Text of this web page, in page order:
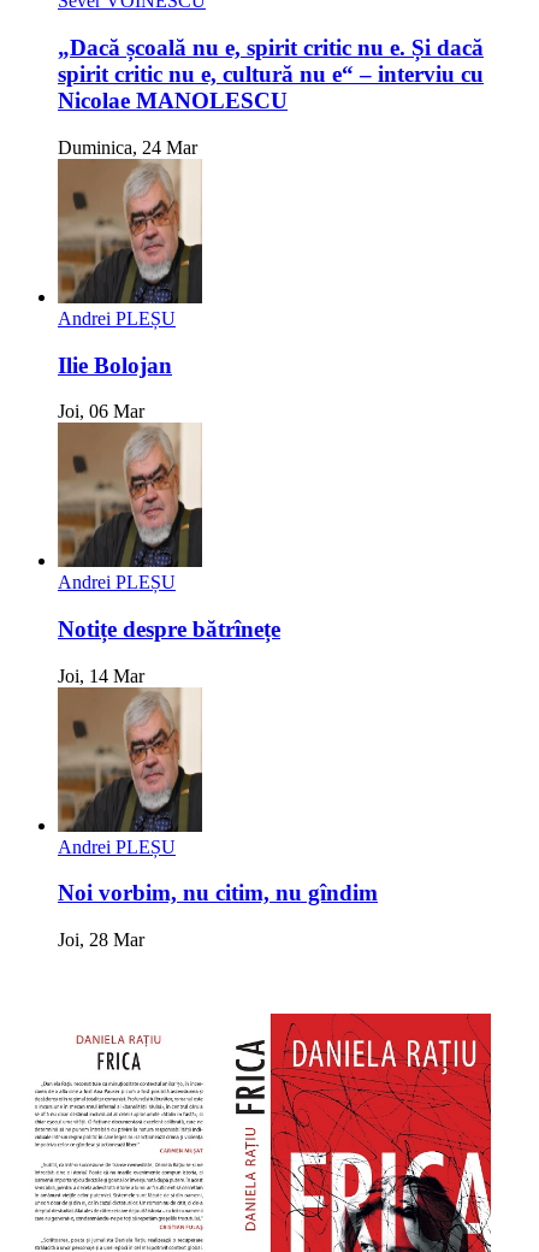
„Dacă școală nu e, spirit critic nu e. Și dacă
spirit critic nu e, cultură nu e“ – interviu cu
Nicolae MANOLESCU
Duminica, 24 Mar
Andrei PLEȘU
Ilie Bolojan
Joi, 06 Mar
Andrei PLEȘU
Notițe despre bătrînețe
Joi, 14 Mar
Andrei PLEȘU
Noi vorbim, nu citim, nu gîndim
Joi, 28 Mar